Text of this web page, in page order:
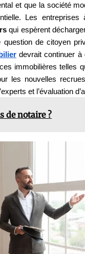
et que la société
Les entreprises
qui espèrent
de citoyen
devrait continuer à
immobilières telles
les nouvelles
et l’évaluation
de notaire ?